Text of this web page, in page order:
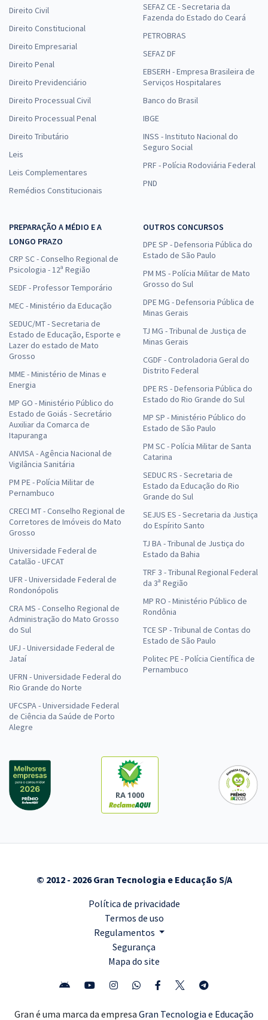
Direito Civil
Direito Constitucional
Direito Empresarial
Direito Penal
Direito Previdenciário
Direito Processual Civil
Direito Processual Penal
Direito Tributário
Leis
Leis Complementares
Remédios Constitucionais
SEFAZ CE - Secretaria da
Fazenda do Estado do Ceará
PETROBRAS
SEFAZ DF
EBSERH - Empresa Brasileira de
Serviços Hospitalares
Banco do Brasil
IBGE
INSS - Instituto Nacional do
Seguro Social
PRF - Polícia Rodoviária Federal
PND
PREPARAÇÃO A MÉDIO E A
LONGO PRAZO
CRP SC - Conselho Regional de
Psicologia - 12ª Região
SEDF - Professor Temporário
MEC - Ministério da Educação
SEDUC/MT - Secretaria de
Estado de Educação, Esporte e
Lazer do estado de Mato
Grosso
MME - Ministério de Minas e
Energia
MP GO - Ministério Público do
Estado de Goiás - Secretário
Auxiliar da Comarca de
Itapuranga
ANVISA - Agência Nacional de
Vigilância Sanitária
PM PE - Polícia Militar de
Pernambuco
CRECI MT - Conselho Regional de
Corretores de Imóveis do Mato
Grosso
Universidade Federal de
Catalão - UFCAT
UFR - Universidade Federal de
Rondonópolis
CRA MS - Conselho Regional de
Administração do Mato Grosso
do Sul
UFJ - Universidade Federal de
Jataí
UFRN - Universidade Federal do
Rio Grande do Norte
UFCSPA - Universidade Federal
de Ciência da Saúde de Porto
Alegre
OUTROS CONCURSOS
DPE SP - Defensoria Pública do
Estado de São Paulo
PM MS - Polícia Militar de Mato
Grosso do Sul
DPE MG - Defensoria Pública de
Minas Gerais
TJ MG - Tribunal de Justiça de
Minas Gerais
CGDF - Controladoria Geral do
Distrito Federal
DPE RS - Defensoria Pública do
Estado do Rio Grande do Sul
MP SP - Ministério Público do
Estado de São Paulo
PM SC - Polícia Militar de Santa
Catarina
SEDUC RS - Secretaria de
Estado da Educação do Rio
Grande do Sul
SEJUS ES - Secretaria da Justiça
do Espírito Santo
TJ BA - Tribunal de Justiça do
Estado da Bahia
TRF 3 - Tribunal Regional Federal
da 3ª Região
MP RO - Ministério Público de
Rondônia
TCE SP - Tribunal de Contas do
Estado de São Paulo
Politec PE - Polícia Científica de
Pernambuco
RA 1000
© 2012 - 2026 Gran Tecnologia e Educação S/A
Política de privacidade
Termos de uso
Regulamentos
Segurança
Mapa do site
Gran é uma marca da empresa Gran Tecnologia e Educação